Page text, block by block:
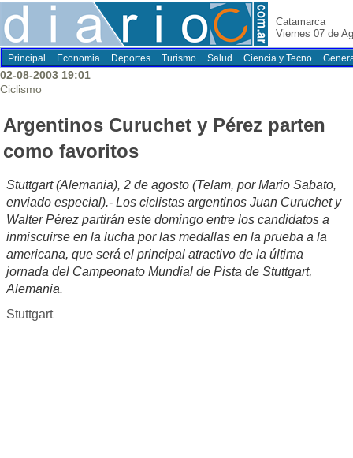
Catamarca
Viernes 07 de
Principal Economia Deportes Turismo Salud Ciencia y Tecno
02-08-2003 19:01
Ciclismo
Argentinos Curuchet y Pérez parten
como favoritos
Stuttgart (Alemania), 2 de agosto (Telam, por Mario Sabato,
enviado especial).- Los ciclistas argentinos Juan Curuchet y
Walter Pérez partirán este domingo entre los candidatos a
inmiscuirse en la lucha por las medallas en la prueba a la
americana, que será el principal atractivo de la última
jornada del Campeonato Mundial de Pista de Stuttgart,
Alemania.
Stuttgart